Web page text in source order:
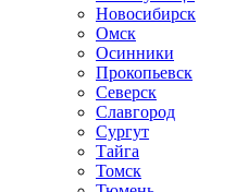
Новосибирск
Омск
Осинники
Прокопьевск
Северск
Славгород
Сургут
Тайга
Томск